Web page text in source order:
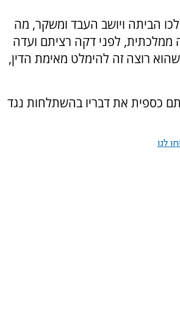
הביתה ויושב העבד ומשקר, מה
ממלכתית, לפני דקה רציתם ועדה
רוצה זה להימלט מאימת הדין,
כספית את דבריו בהשתלחות נגד
לנו